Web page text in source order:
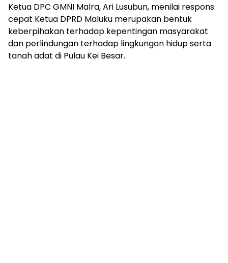
Ketua DPC GMNI Malra, Ari Lusubun, menilai respons
cepat Ketua DPRD Maluku merupakan bentuk
keberpihakan terhadap kepentingan masyarakat
dan perlindungan terhadap lingkungan hidup serta
tanah adat di Pulau Kei Besar.